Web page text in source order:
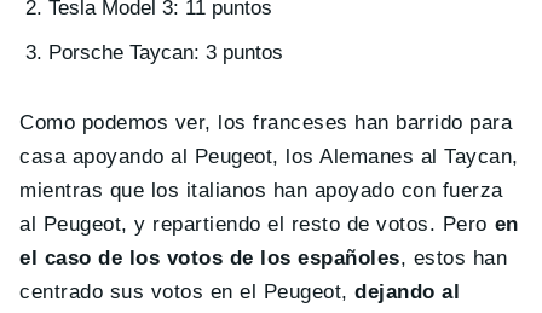
Tesla Model 3: 11 puntos
Porsche Taycan: 3 puntos
Como podemos ver, los franceses han barrido para
casa apoyando al Peugeot, los Alemanes al Taycan,
mientras que los italianos han apoyado con fuerza
al Peugeot, y repartiendo el resto de votos. Pero en
el caso de los votos de los españoles, estos han
centrado sus votos en el Peugeot, dejando al